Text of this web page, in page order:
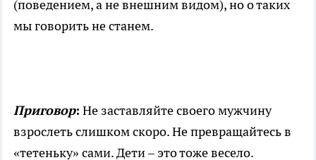
(поведением, а не внешним видом), но о таких
мы говорить не станем.
Приговор: Не заставляйте своего мужчину
взрослеть слишком скоро. Не превращайтесь в
«тетеньку» сами. Дети – это тоже весело.